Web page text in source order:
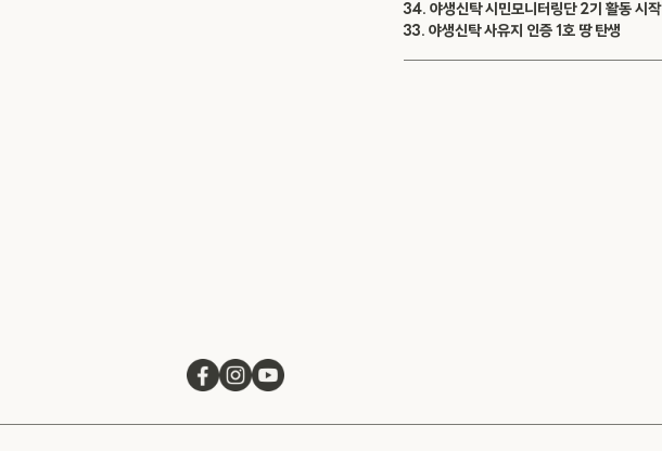
34. 야생신탁 시민모니터링단 2기 활동 시작
33. 야생신탁 사유지 인증 1호 땅 탄생